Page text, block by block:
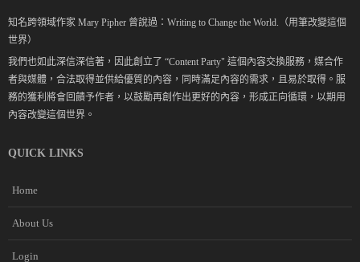
知名跨領域作家 Mary Pipher 曾說過：Writing to Change the World.（用筆改變這個
世界）
我們也如此深信深信著，因此創立了 “Content Party" 這個內容交換服務，媒合作
者與媒體，合法取得並供給優質的內容，同時滿足內容的需求，且易於取得。服
務的獲利將會回饋予作者，以鼓勵再創作出更好的內容，形成正向循環，以期用
內容改變這個世界。
QUICK LINKS
Home
About Us
Login